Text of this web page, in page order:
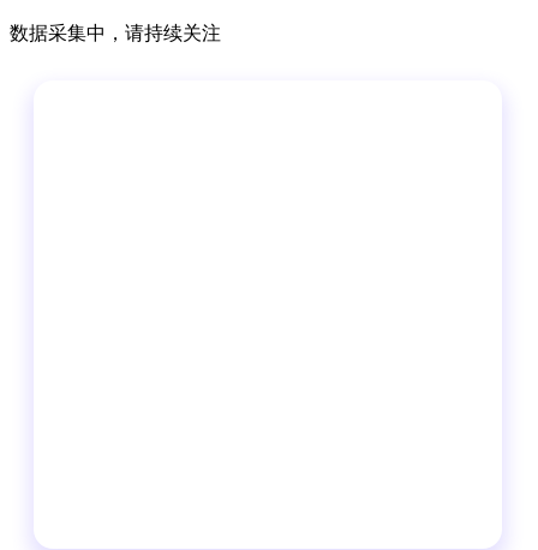
数据采集中，请持续关注